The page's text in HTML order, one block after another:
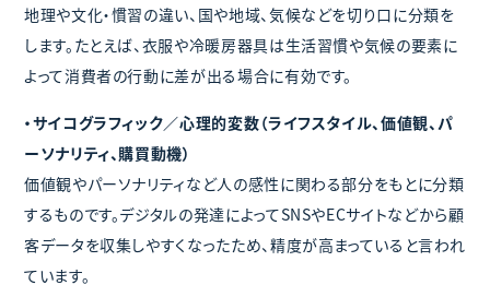
地理や文化・慣習の違い、国や地域、気候などを切り口に分類を
します。たとえば、衣服や冷暖房器具は生活習慣や気候の要素に
よって消費者の行動に差が出る場合に有効です。
・サイコグラフィック／心理的変数（ライフスタイル、価値観、パ
ーソナリティ、購買動機）
価値観やパーソナリティなど人の感性に関わる部分をもとに分類
するものです。デジタルの発達によってSNSやECサイトなどから顧
客データを収集しやすくなったため、精度が高まっていると言われ
ています。